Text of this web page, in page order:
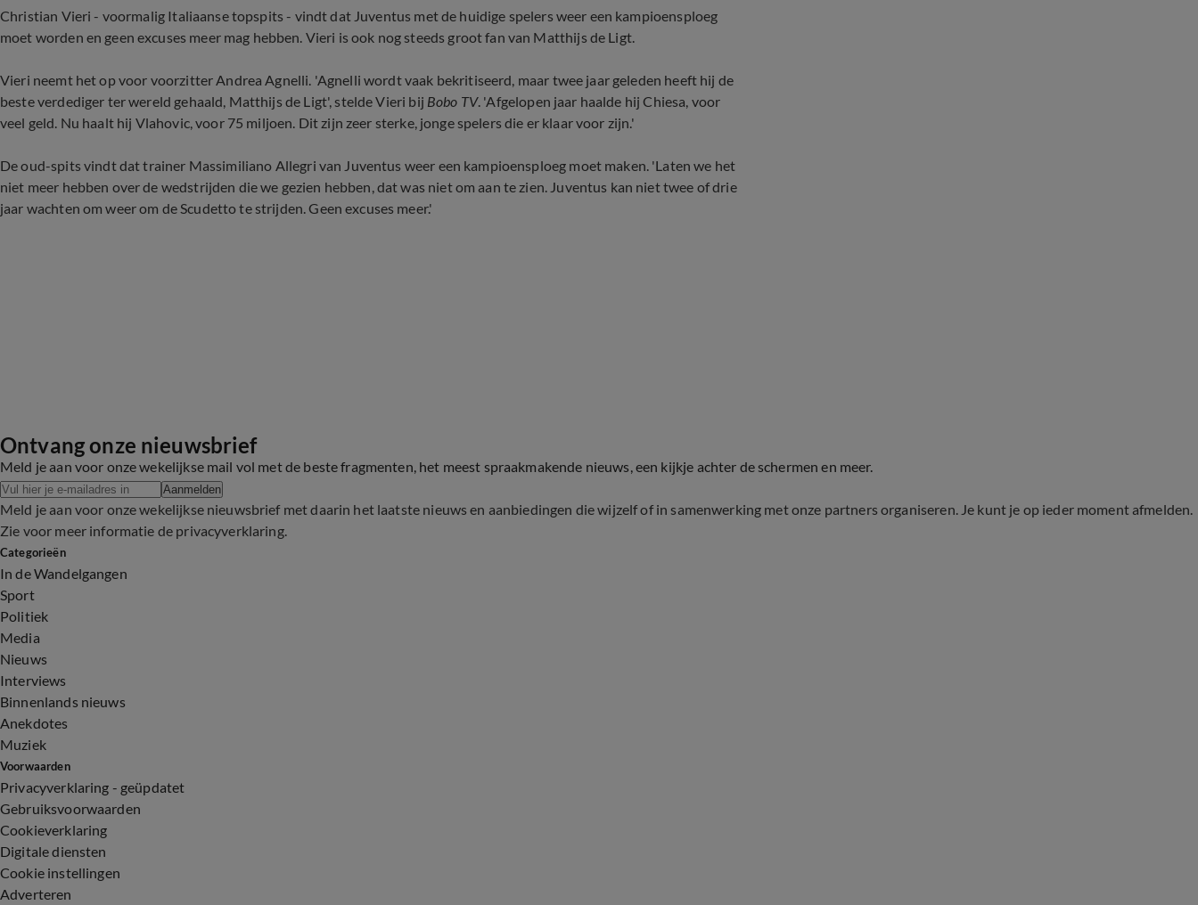
Christian Vieri - voormalig Italiaanse topspits - vindt dat Juventus met de huidige spelers weer een kampioensploeg
moet worden en geen excuses meer mag hebben. Vieri is ook nog steeds groot fan van Matthijs de Ligt.
Vieri neemt het op voor voorzitter Andrea Agnelli. 'Agnelli wordt vaak bekritiseerd, maar twee jaar geleden heeft hij de
beste verdediger ter wereld gehaald, Matthijs de Ligt', stelde Vieri bij Bobo TV. 'Afgelopen jaar haalde hij Chiesa, voor
veel geld. Nu haalt hij Vlahovic, voor 75 miljoen. Dit zijn zeer sterke, jonge spelers die er klaar voor zijn.'
De oud-spits vindt dat trainer Massimiliano Allegri van Juventus weer een kampioensploeg moet maken. 'Laten we het
niet meer hebben over de wedstrijden die we gezien hebben, dat was niet om aan te zien. Juventus kan niet twee of drie
jaar wachten om weer om de Scudetto te strijden. Geen excuses meer.'
Ontvang onze nieuwsbrief
Meld je aan voor onze wekelijkse mail vol met de beste fragmenten, het meest spraakmakende nieuws, een kijkje achter de schermen en meer.
Aanmelden
Meld je aan voor onze wekelijkse nieuwsbrief met daarin het laatste nieuws en aanbiedingen die wijzelf of in samenwerking met onze partners organiseren. Je kunt je op ieder moment afmelden.
Zie voor meer informatie de privacyverklaring.
Categorieën
In de Wandelgangen
Sport
Politiek
Media
Nieuws
Interviews
Binnenlands nieuws
Anekdotes
Muziek
Voorwaarden
Privacyverklaring - geüpdatet
Gebruiksvoorwaarden
Cookieverklaring
Digitale diensten
Cookie instellingen
Adverteren